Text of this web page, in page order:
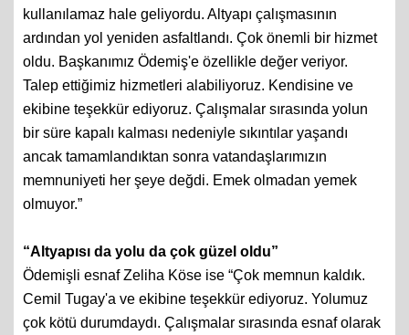
kullanılamaz hale geliyordu. Altyapı çalışmasının
ardından yol yeniden asfaltlandı. Çok önemli bir hizmet
oldu. Başkanımız Ödemiş'e özellikle değer veriyor.
Talep ettiğimiz hizmetleri alabiliyoruz. Kendisine ve
ekibine teşekkür ediyoruz. Çalışmalar sırasında yolun
bir süre kapalı kalması nedeniyle sıkıntılar yaşandı
ancak tamamlandıktan sonra vatandaşlarımızın
memnuniyeti her şeye değdi. Emek olmadan yemek
olmuyor.”
“Altyapısı da yolu da çok güzel oldu”
Ödemişli esnaf Zeliha Köse ise “Çok memnun kaldık.
Cemil Tugay'a ve ekibine teşekkür ediyoruz. Yolumuz
çok kötü durumdaydı. Çalışmalar sırasında esnaf olarak